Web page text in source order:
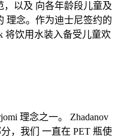
以及 向各年龄段儿童及
理念。作为迪士尼签约的
将饮用水装入备受儿童欢
理念之一。 Zhadanov
，我们 一直在 PET 瓶使